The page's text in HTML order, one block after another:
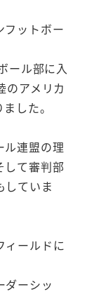
フットボー
ール部に入
のアメリカ
した。
ル連盟の理
して審判部
していま
ィールドに
ダーシッ